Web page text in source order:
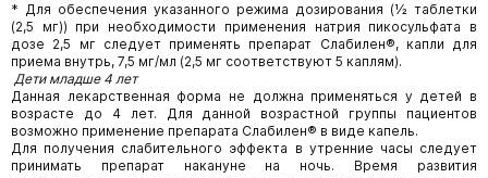
* Для обеспечения указанного режима дозирования (½ таблетки
(2,5 мг)) при необходимости применения натрия пикосульфата в
дозе 2,5 мг следует применять препарат Слабилен®, капли для
приема внутрь, 7,5 мг/мл (2,5 мг соответствуют 5 каплям).
Дети младше 4 лет
Данная лекарственная форма не должна применяться у детей в
возрасте до 4 лет. Для данной возрастной группы пациентов
возможно применение препарата Слабилен® в виде капель.
Для получения слабительного эффекта в утренние часы следует
принимать препарат накануне на ночь. Время развития